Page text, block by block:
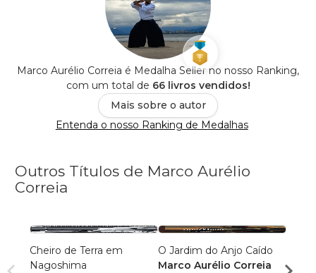
Marco Aurélio Correia é Medalha Seller no nosso Ranking,
com um total de 66 livros vendidos!
Mais sobre o autor
Entenda o nosso Ranking de Medalhas
Outros Títulos de Marco Aurélio
Correia
Cheiro de Terra em
Nagoshima
O Jardim do Anjo Caído
Marco Aurélio Correia